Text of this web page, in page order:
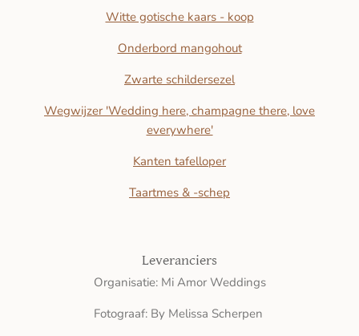
Witte gotische kaars - koop
Onderbord mangohout
Zwarte schildersezel
Wegwijzer 'Wedding here, champagne there, love
everywhere'
Kanten tafelloper
Taartmes & -schep
Leveranciers
Organisatie: Mi Amor Weddings
Fotograaf: By Melissa Scherpen